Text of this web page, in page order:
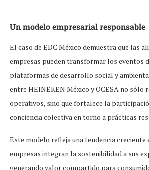
Un modelo empresarial responsable
El caso de EDC México demuestra que las
empresas pueden transformar los eventos
plataformas de desarrollo social y
entre HEINEKEN México y OCESA no sólo
operativos, sino que fortalece la
conciencia colectiva en torno a prácticas
Este modelo refleja una tendencia creciente
empresas integran la sostenibilidad a sus
generando valor compartido para